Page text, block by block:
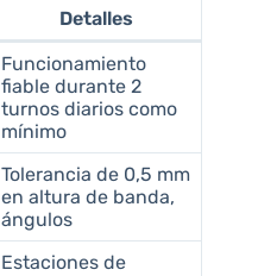
Detalles
Funcionamiento
fiable durante 2
turnos diarios como
mínimo
Tolerancia de 0,5 mm
en altura de banda,
ángulos
Estaciones de